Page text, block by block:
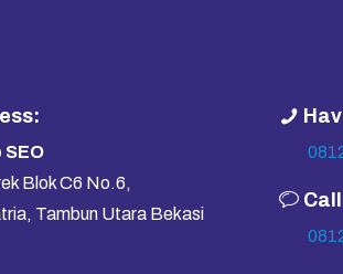
SEO
Blok C6 No.6,
Tambun Utara Bekasi